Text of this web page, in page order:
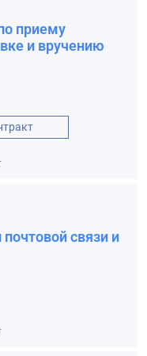
приему
и вручению
связи и